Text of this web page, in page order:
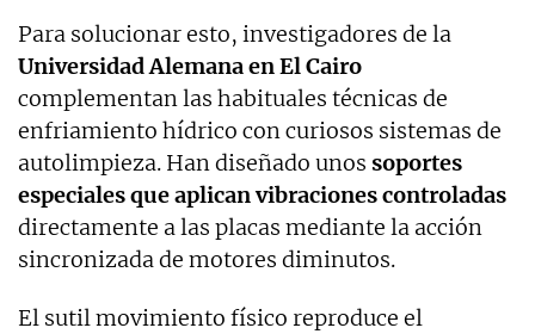
Para solucionar esto, investigadores de la
Universidad Alemana en El Cairo
complementan las habituales técnicas de
enfriamiento hídrico con curiosos sistemas de
autolimpieza. Han diseñado unos soportes
especiales que aplican vibraciones controladas
directamente a las placas mediante la acción
sincronizada de motores diminutos.
El sutil movimiento físico reproduce el